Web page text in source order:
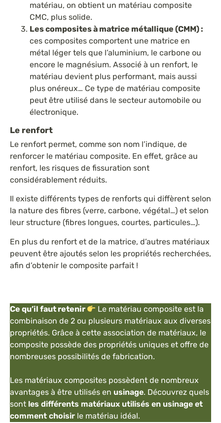
matériau, on obtient un matériau composite
CMC, plus solide.
Les composites à matrice métallique (CMM) :
ces composites comportent une matrice en
métal léger tels que l’aluminium, le carbone ou
encore le magnésium. Associé à un renfort, le
matériau devient plus performant, mais aussi
plus onéreux… Ce type de matériau composite
peut être utilisé dans le secteur automobile ou
électronique.
Le renfort
Le renfort permet, comme son nom l’indique, de
renforcer le matériau composite. En effet, grâce au
renfort, les risques de fissuration sont
considérablement réduits.
Il existe différents types de renforts qui diffèrent selon
la nature des fibres (verre, carbone, végétal…) et selon
leur structure (fibres longues, courtes, particules…).
En plus du renfort et de la matrice, d’autres matériaux
peuvent être ajoutés selon les propriétés recherchées,
afin d’obtenir le composite parfait !
Ce qu’il faut retenir
Le matériau composite est la
combinaison de 2 ou plusieurs matériaux aux diverses
propriétés. Grâce à cette association de matériaux, le
composite possède des propriétés uniques et offre de
nombreuses possibilités de fabrication.
Les matériaux composites possèdent de nombreux
avantages à être utilisés en usinage. Découvrez quels
sont les différents matériaux utilisés en usinage et
comment choisir le matériau idéal.